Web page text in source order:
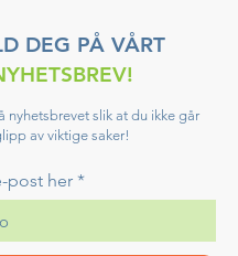
DEG PÅ VÅRT
nyhetsbrevet slik at du ikke går
av viktige saker!
post her